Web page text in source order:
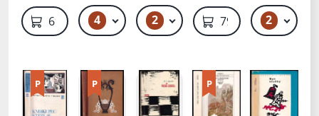
69 Kč
zkosený
hřbet
4 49 Kč – 59 Kč
2 49 Kč – 59 Kč
obálce 79 Kč 2 49 Kč